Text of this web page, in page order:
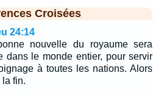
Croisées
24:14
nouvelle du royaume sera
dans le monde entier, pour servir
à toutes les nations. Alors
fin.